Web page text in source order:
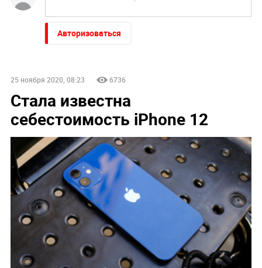
Денис Марков
СТАТЬИ SAMSUNG IPHONE
Подписаться на LIFE